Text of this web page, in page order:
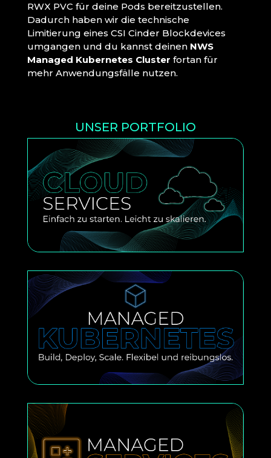
RWX PVC für deine Pods bereitzustellen.
Dadurch haben wir die technische
Limitierung eines CSI Cinder Blockdevices
umgangen und du kannst deinen NWS
Managed Kubernetes Cluster fortan für
mehr Anwendungsfälle nutzen.
UNSER PORTFOLIO